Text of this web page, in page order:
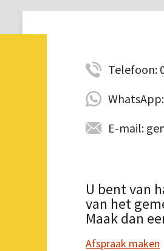
Telefoon:
E-mail:
U bent van
van het
Maak dan
Afspraak maken